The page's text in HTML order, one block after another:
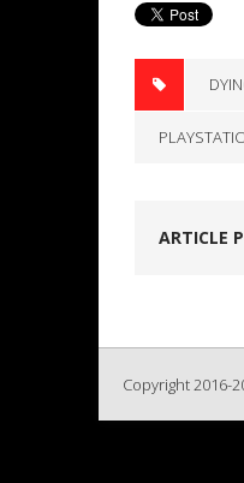
ARTICLE
Copyright 2016-